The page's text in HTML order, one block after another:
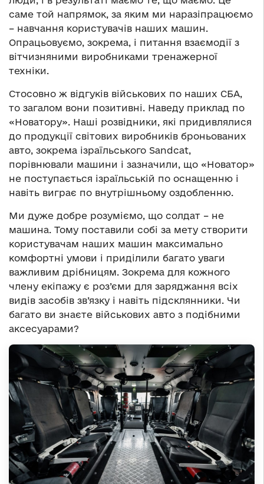
саме той напрямок, за яким ми наразіпрацюємо
– навчання користувачів наших машин.
Опрацьовуємо, зокрема, і питання взаємодії з
вітчизняними виробниками тренажерної
техніки.
Стосовно ж відгуків військових по наших СБА,
то загалом вони позитивні. Наведу приклад по
«Новатору». Наші розвідники, які придивлялися
до продукції світових виробників броньованих
авто, зокрема ізраїльського Sandcat,
порівнювали машини і зазначили, що «Новатор»
не поступається ізраїльській по оснащенню і
навіть виграє по внутрішньому оздобленню.
Ми дуже добре розуміємо, що солдат – не
машина. Тому поставили собі за мету створити
користувачам наших машин максимально
комфортні умови і приділили багато уваги
важливим дрібницям. Зокрема для кожного
члену екіпажу є роз’єми для заряджання всіх
видів засобів зв’язку і навіть підсклянники. Чи
багато ви знаєте військових авто з подібними
аксесуарами?